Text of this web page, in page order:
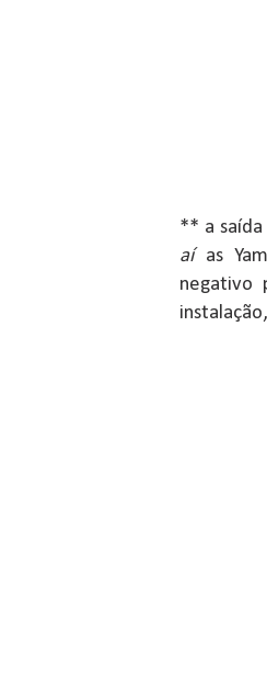
** a
aías
negativo